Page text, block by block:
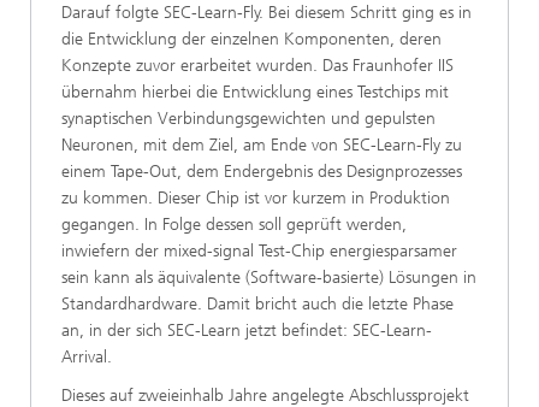
Darauf folgte SEC-Learn-Fly. Bei diesem Schritt ging es in
die Entwicklung der einzelnen Komponenten, deren
Konzepte zuvor erarbeitet wurden. Das Fraunhofer IIS
übernahm hierbei die Entwicklung eines Testchips mit
synaptischen Verbindungsgewichten und gepulsten
Neuronen, mit dem Ziel, am Ende von SEC-Learn-Fly zu
einem Tape-Out, dem Endergebnis des Designprozesses
zu kommen. Dieser Chip ist vor kurzem in Produktion
gegangen. In Folge dessen soll geprüft werden,
inwiefern der mixed-signal Test-Chip energiesparsamer
sein kann als äquivalente (Software-basierte) Lösungen in
Standardhardware. Damit bricht auch die letzte Phase
an, in der sich SEC-Learn jetzt befindet: SEC-Learn-
Arrival.
Dieses auf zweieinhalb Jahre angelegte Abschlussprojekt